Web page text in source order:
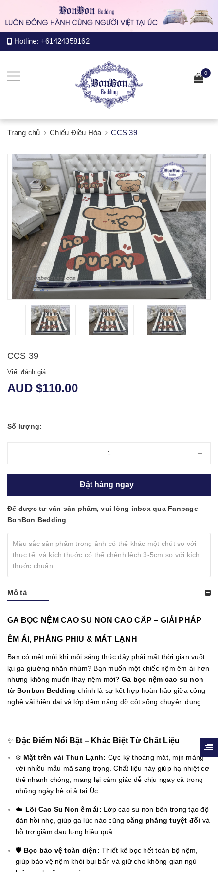
Hotline: +61424358162
0
Trang chủ Chiếu Điều Hòa CCS 39
CCS 39
Viết đánh giá
AUD $110.00
Số lượng:
- +
Đặt hàng ngay
Để được tư vấn sản phẩm, vui lòng inbox qua Fanpage
BonBon Bedding
Màu sắc sản phẩm trong ảnh có thể khác một chút so với
thực tế, và kích thước có thể chênh lệch 3-5cm so với kích
thước chuẩn
Mô tả
GA BỌC NỆM CAO SU NON CAO CẤP – GIẢI PHÁP
ÊM ÁI, PHẲNG PHIU & MÁT LẠNH
Bạn có mệt mỏi khi mỗi sáng thức dậy phải mất thời gian vuốt
lại ga giường nhăn nhúm? Bạn muốn một chiếc nệm êm ái hơn
nhưng không muốn thay nệm mới? Ga bọc nệm cao su non
từ Bonbon Bedding chính là sự kết hợp hoàn hảo giữa công
nghệ vải hiện đại và lớp đệm nâng đỡ cột sống chuyên dụng.
✨Đặc Điểm Nổi Bật – Khác Biệt Từ Chất Liệu
❄️ Mặt trên vải Thun Lạnh: Cực kỳ thoáng mát, mịn màng
với nhiều mẫu mã sang trọng. Chất liệu này giúp hạ nhiệt cơ
thể nhanh chóng, mang lại cảm giác dễ chịu ngay cả trong
những ngày hè oi ả tại Úc.
☁️ Lõi Cao Su Non êm ái: Lớp cao su non bên trong tạo độ
đàn hồi nhẹ, giúp ga lúc nào cũng căng phẳng tuyệt đối và
hỗ trợ giảm đau lưng hiệu quả.
🛡️ Bọc bảo vệ toàn diện: Thiết kế bọc hết toàn bộ nệm,
giúp bảo vệ nệm khỏi bụi bẩn và giữ cho không gian ngủ